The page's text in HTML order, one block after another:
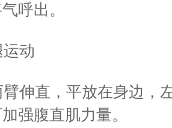
呼出。
动
伸直，平放在身边，
强腹直肌力量。